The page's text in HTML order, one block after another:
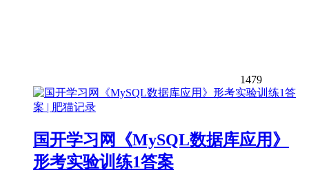
1479
国开学习网《MySQL数据库应用》
形考实验训练1答案